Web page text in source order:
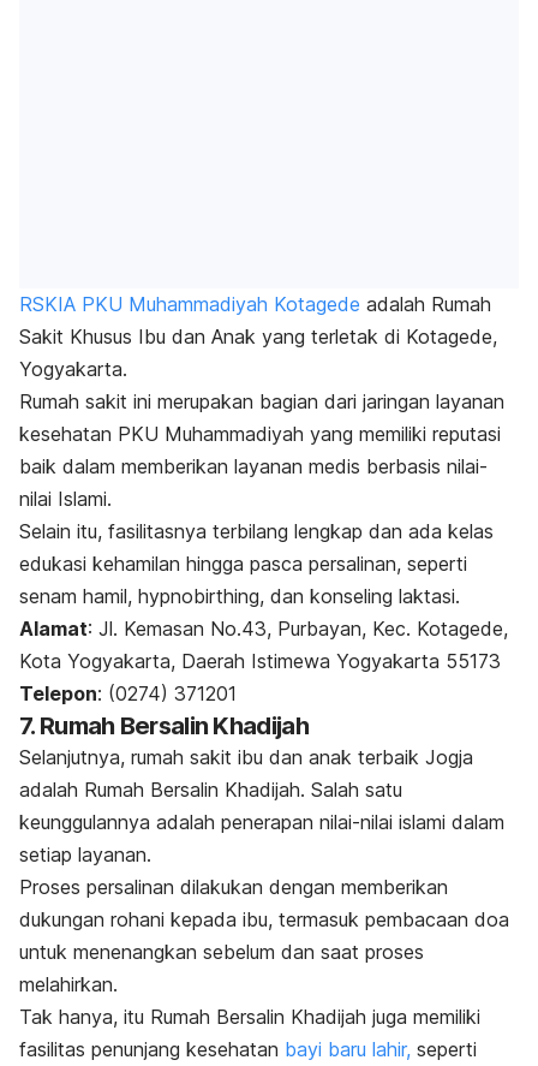
RSKIA PKU Muhammadiyah Kotagede adalah Rumah
Sakit Khusus Ibu dan Anak yang terletak di Kotagede,
Yogyakarta.
Rumah sakit ini merupakan bagian dari jaringan layanan
kesehatan PKU Muhammadiyah yang memiliki reputasi
baik dalam memberikan layanan medis berbasis nilai-
nilai Islami.
Selain itu, fasilitasnya terbilang lengkap dan ada kelas
edukasi kehamilan hingga pasca persalinan, seperti
senam hamil, hypnobirthing, dan konseling laktasi.
Alamat: Jl. Kemasan No.43, Purbayan, Kec. Kotagede,
Kota Yogyakarta, Daerah Istimewa Yogyakarta 55173
Telepon: (0274) 371201
7. Rumah Bersalin Khadijah
Selanjutnya, rumah sakit ibu dan anak terbaik Jogja
adalah Rumah Bersalin Khadijah. Salah satu
keunggulannya adalah penerapan nilai-nilai islami dalam
setiap layanan.
Proses persalinan dilakukan dengan memberikan
dukungan rohani kepada ibu, termasuk pembacaan doa
untuk menenangkan sebelum dan saat proses
melahirkan.
Tak hanya, itu Rumah Bersalin Khadijah juga memiliki
fasilitas penunjang kesehatan bayi baru lahir, seperti